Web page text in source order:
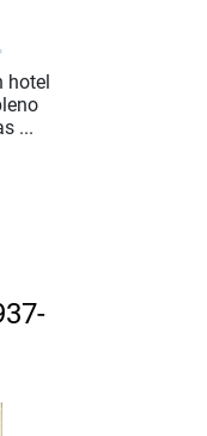
hotel
...